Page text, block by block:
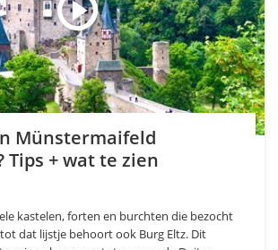
Münstermaifeld
Tips + wat te zien
kastelen, forten en burchten die bezocht
dat lijstje behoort ook Burg Eltz. Dit